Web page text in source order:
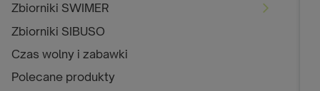
Zbiorniki SWIMER
Zbiorniki SIBUSO
Czas wolny i zabawki
Polecane produkty